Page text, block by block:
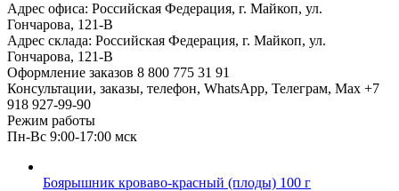
Адрес офиса: Российская Федерация, г. Майкоп, ул.
Гончарова, 121-В
Адрес склада: Российская Федерация, г. Майкоп, ул.
Гончарова, 121-В
Оформление заказов 8 800 775 31 91
Консультации, заказы, телефон, WhatsApp, Телеграм, Мах +7
918 927-99-90
Режим работы
Пн-Вс 9:00-17:00 мск
Боярышник кроваво-красный (плоды) 100 г